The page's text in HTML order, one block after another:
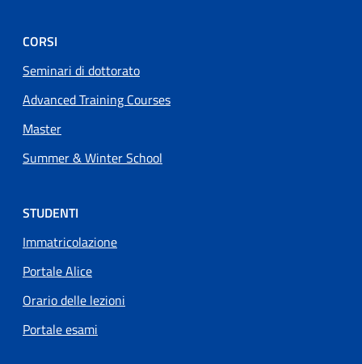
CORSI
Seminari di dottorato
Advanced Training Courses
Master
Summer & Winter School
STUDENTI
Immatricolazione
Portale Alice
Orario delle lezioni
Portale esami